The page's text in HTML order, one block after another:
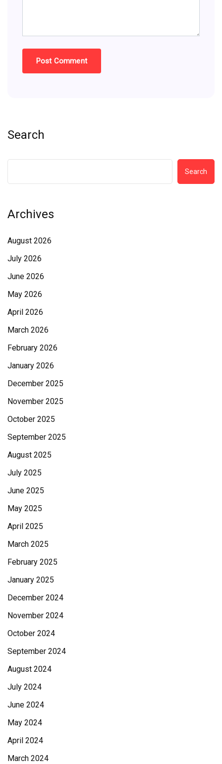
Search
Search
Archives
August 2026
July 2026
June 2026
May 2026
April 2026
March 2026
February 2026
January 2026
December 2025
November 2025
October 2025
September 2025
August 2025
July 2025
June 2025
May 2025
April 2025
March 2025
February 2025
January 2025
December 2024
November 2024
October 2024
September 2024
August 2024
July 2024
June 2024
May 2024
April 2024
March 2024